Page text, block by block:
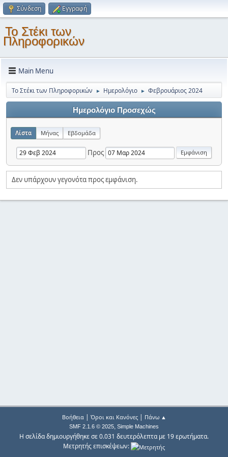
Σύνδεση Εγγραφή
Το Στέκι των
Πληροφορικών
Main Menu
Το Στέκι των Πληροφορικών ► Ημερολόγιο ► Φεβρουάριος 2024
Ημερολόγιο Προσεχώς
Λίστα Μήνας Εβδομάδα
Προς
Δεν υπάρχουν γεγονότα προς εμφάνιση.
Βοήθεια| Όροι και Κανόνες| Πάνω ▲
SMF 2.1.6 © 2025, Simple Machines
Η σελίδα δημιουργήθηκε σε 0.031 δευτερόλεπτα με 19 ερωτήματα.
Μετρητής επισκέψεων: